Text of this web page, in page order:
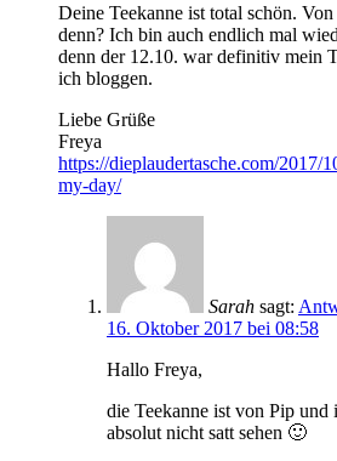
Deine Teekanne ist total schön.
denn? Ich bin auch endlich mal
denn der 12.10. war definitiv mein
ich bloggen.
Liebe Grüße
Freya
https://dieplaudertasche.com/2017/
my-day/
Sarah sagt:
16. Oktober 2017 bei 08:58
Hallo Freya,
die Teekanne ist von Pip und
absolut nicht satt sehen 🙂